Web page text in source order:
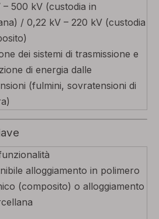
– 500 kV (custodia in
/ 0,22 kV – 220 kV (custodia
dei sistemi di trasmissione e
di energia dalle
(fulmini, sovratensioni di
alloggiamento in polimero
(composito) o alloggiamento